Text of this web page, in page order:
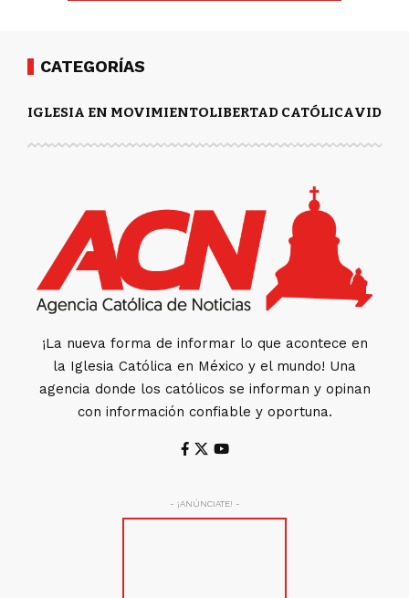
CATEGORÍAS
IGLESIA EN MOVIMIENTOLIBERTAD CATÓLICAVIDA
¡La nueva forma de informar lo que acontece en
la Iglesia Católica en México y el mundo! Una
agencia donde los católicos se informan y opinan
con información confiable y oportuna.
- ¡ANÚNCIATE! -